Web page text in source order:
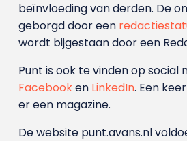
beïnvloeding van derden. De
geborgd door een
wordt bijgestaan door een
Punt is ook te vinden op social
Facebooken LinkedIn. Een
er een magazine.
De website punt.avans.nl